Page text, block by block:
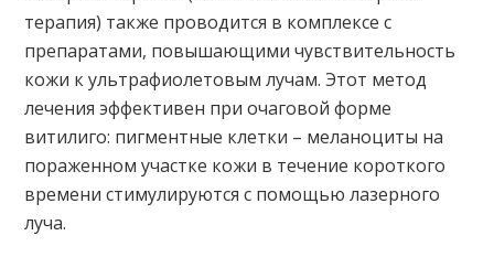
терапия) также проводится в комплексе с
препаратами, повышающими чувствительность
кожи к ультрафиолетовым лучам. Этот метод
лечения эффективен при очаговой форме
витилиго: пигментные клетки – меланоциты на
пораженном участке кожи в течение короткого
времени стимулируются с помощью лазерного
луча.